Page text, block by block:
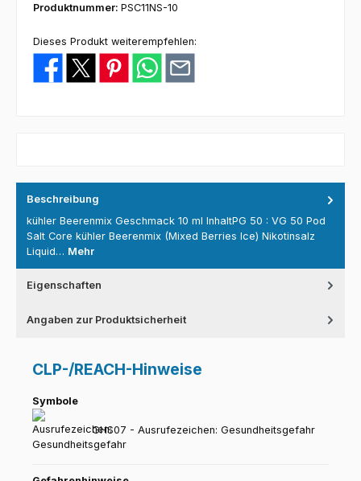
Produktnummer: PSC11NS-10
Dieses Produkt weiterempfehlen:
Beschreibung
kühler Beerenmix Geschmack 10 ml InhaltPG 50 : VG 50 Pod
Salt Core kühler Beerenmix (Mixed Berries Ice) Nikotinsalz
Liquid… Mehr
Eigenschaften
Angaben zur Produktsicherheit
CLP-/REACH-Hinweise
Symbole
GHS07 - Ausrufezeichen: Gesundheitsgefahr